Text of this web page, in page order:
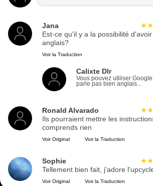
Jana
Est-ce qu'il y a la possibilité
anglais?
Voir la Traduction
Calixte Dlr
Vous pouvez utiliser
parle pas bien anglais...
Ronald Alvarado
Ils pourraient mettre les
comprends rien
Voir Original Voir la Traduction
Sophie
Tellement bien fait, j'adore
Voir Original Voir la Traduction